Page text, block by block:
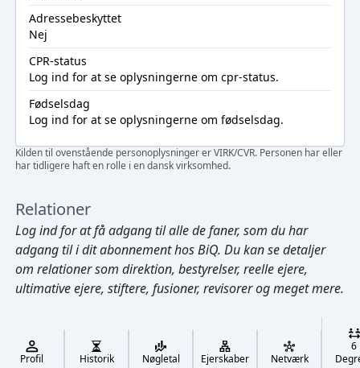
Cmd/Ctrl + K
Adressebeskyttet
Nej
CPR-status
Log ind for at se oplysningerne om cpr-status.
Fødselsdag
Log ind for at se oplysningerne om fødselsdag.
Kilden til ovenstående personoplysninger er VIRK/CVR. Personen har eller
har tidligere haft en rolle i en dansk virksomhed.
Relationer
Log indfor at få adgang til alle de faner, som du har
adgang til i dit abonnement hos BiQ. Du kan se detaljer
om relationer som direktion, bestyrelser, reelle ejere,
ultimative ejere, stiftere, fusioner, revisorer og meget mere.
Profil Historik Nøgletal Ejerskaber Netværk
6